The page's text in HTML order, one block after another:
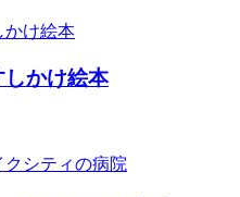
しかけ絵本